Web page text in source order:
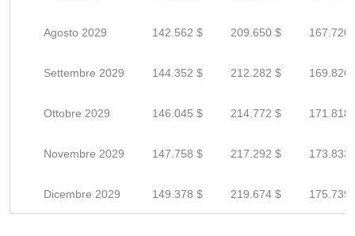
Agosto 2029 142.562 $ 209.650 $ 167.720
Settembre 2029 144.352 $ 212.282 $ 169.826
Ottobre 2029 146.045 $ 214.772 $ 171.818
Novembre 2029 147.758 $ 217.292 $ 173.833
Dicembre 2029 149.378 $ 219.674 $ 175.739